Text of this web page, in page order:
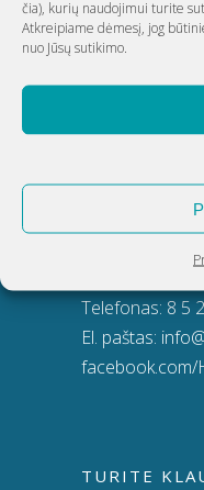
čia), kurių naudojimui turite
Atkreipiame dėmesį, jog
nuo Jūsų sutikimo.
KLAIPĖDA
ŠIAULIAI
UAB
Adresas:
Įmonės
Telefonas: 8 5
El. paštas:
facebook.com/
TURITE